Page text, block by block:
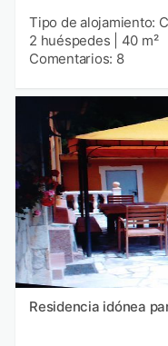
Tipo de alojamiento:
2 huéspedes
40 m²
Comentarios: 8
Residencia idónea